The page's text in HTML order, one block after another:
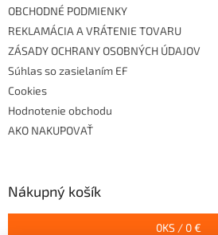
OBCHODNÉ PODMIENKY
REKLAMÁCIA A VRÁTENIE TOVARU
ZÁSADY OCHRANY OSOBNÝCH ÚDAJOV
Súhlas so zasielaním EF
Cookies
Hodnotenie obchodu
AKO NAKUPOVAŤ
Nákupný košík
0KS / 0 €